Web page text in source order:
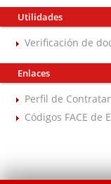
Utilidades
Verificación de
Enlaces
Perfil de
Códigos FACE de